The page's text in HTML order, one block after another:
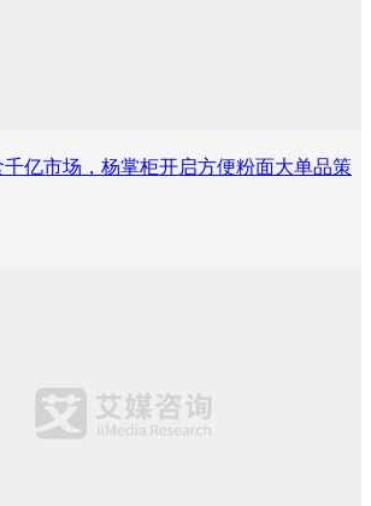
亿市场，杨掌柜开启方便粉面大单品策